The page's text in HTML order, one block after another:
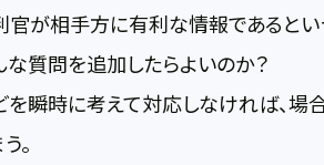
官が相手方に有利な情報であるとい
な質問を追加したらよいのか？
を瞬時に考えて対応しなければ、場
。